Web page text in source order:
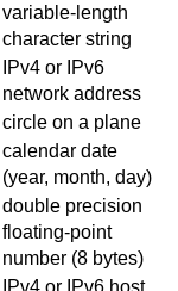
variable-length
character string
IPv4 or IPv6
network address
circle on a plane
calendar date
(year, month, day)
double precision
floating-point
number (8 bytes)
IPv4 or IPv6 host